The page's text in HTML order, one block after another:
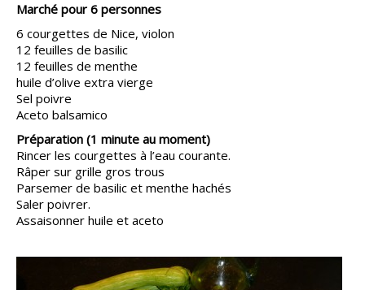
Marché pour 6 personnes
6 courgettes de Nice, violon
12 feuilles de basilic
12 feuilles de menthe
huile d’olive extra vierge
Sel poivre
Aceto balsamico
Préparation (1 minute au moment)
Rincer les courgettes à l’eau courante.
Râper sur grille gros trous
Parsemer de basilic et menthe hachés
Saler poivrer.
Assaisonner huile et aceto